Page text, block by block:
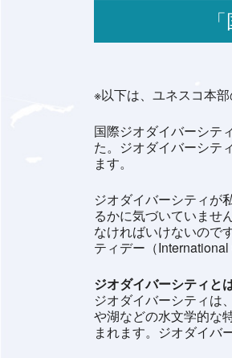
※以下は、ユネスコ本
国際ジオダイバーシテ
た。ジオダイバーシテ
ます。
ジオダイバーシティが
るかに気づいていませ
なければいけないので
ティデー（International
ジオダイバーシティと
ジオダイバーシティは
や湖などの水文学的な
まれます。ジオダイバ